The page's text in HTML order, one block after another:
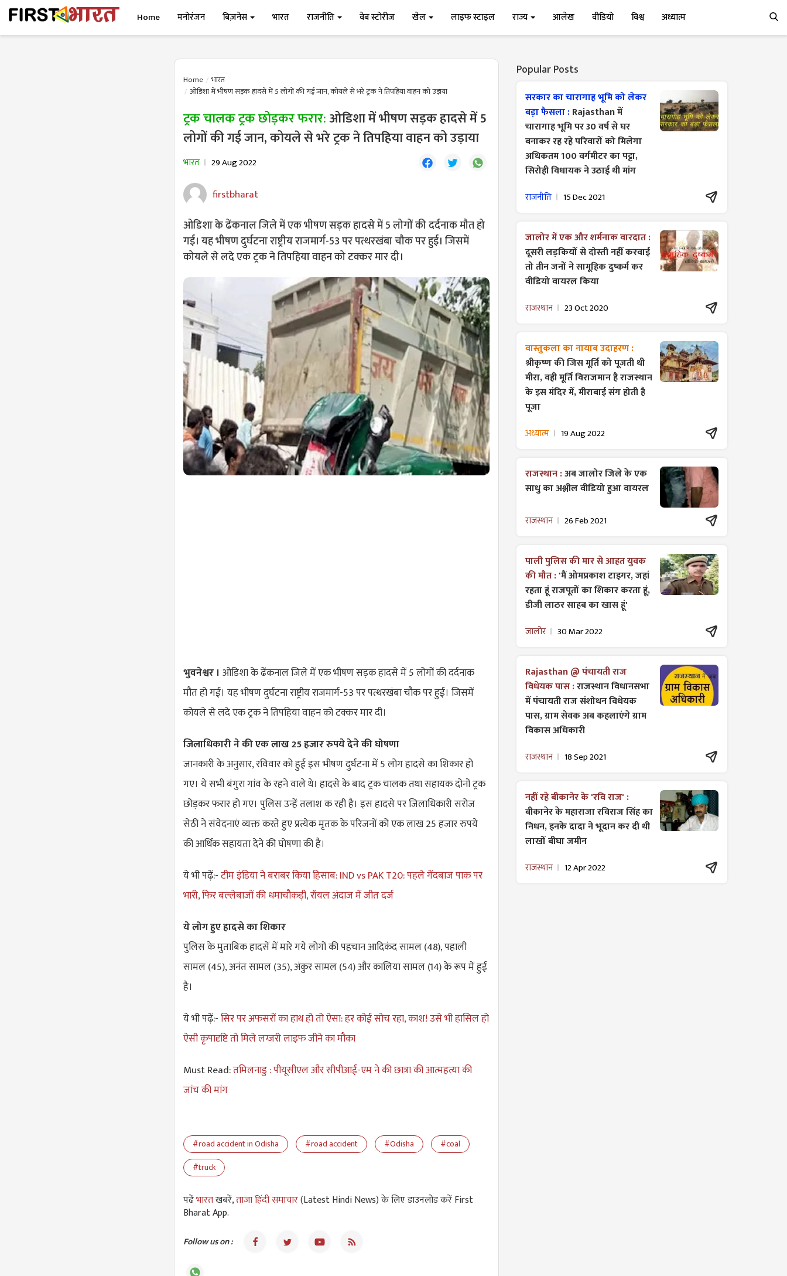
Home मनोरंजन बिज़नेस भारत राजनीति वेब स्टोरीज खेल लाइफ स्टाइल राज्य आलेख वीडियो विश्व अध्यात्म
Home
भारत
ओडिशा में भीषण सड़क हादसे में 5 लोगों की गई जान, कोयले से भरे ट्रक ने तिपहिया वाहन को उड़ाया
ट्रक चालक ट्रक छोड़कर फरार:ओडिशा में भीषण सड़क हादसे में 5
लोगों की गई जान, कोयले से भरे ट्रक ने तिपहिया वाहन को उड़ाया
भारत 29 Aug 2022
firstbharat
ओडिशा के ढेंकनाल जिले में एक भीषण सड़क हादसे में 5 लोगों की दर्दनाक मौत हो
गई। यह भीषण दुर्घटना राष्ट्रीय राजमार्ग-53 पर पत्थरखंबा चौक पर हुई। जिसमें
कोयले से लदे एक ट्रक ने तिपहिया वाहन को टक्कर मार दी।
भुवनेश्वर । ओडिशा के ढेंकनाल जिले में एक भीषण सड़क हादसे में 5 लोगों की दर्दनाक
मौत हो गई। यह भीषण दुर्घटना राष्ट्रीय राजमार्ग-53 पर पत्थरखंबा चौक पर हुई। जिसमें
कोयले से लदे एक ट्रक ने तिपहिया वाहन को टक्कर मार दी।
जिलाधिकारी ने की एक लाख 25 हजार रुपये देने की घोषणा
जानकारी के अनुसार, रविवार को हुई इस भीषण दुर्घटना में 5 लोग हादसे का शिकार हो
गए। ये सभी बंगुरा गांव के रहने वाले थे। हादसे के बाद ट्रक चालक तथा सहायक दोनों ट्रक
छोड़कर फरार हो गए। पुलिस उन्हें तलाश क रही है। इस हादसे पर जिलाधिकारी सरोज
सेठी ने संवेदनाएं व्यक्त करते हुए प्रत्येक मृतक के परिजनों को एक लाख 25 हजार रुपये
की आर्थिक सहायता देने की घोषणा की है।
ये भी पढ़ें:-टीम इंडिया ने बराबर किया हिसाब: IND vs PAK T20: पहले गेंदबाज पाक पर
भारी, फिर बल्लेबाजों की धमाचौकड़ी, रॉयल अंदाज में जीत दर्ज
ये लोग हुए हादसे का शिकार
पुलिस के मुताबिक हादसें में मारे गये लोगों की पहचान आदिकंद सामल (48), पहाली
सामल (45), अनंत सामल (35), अंकुर सामल (54) और कालिया सामल (14) के रूप में हुई
है।
ये भी पढ़ें:-सिर पर अफसरों का हाथ हो तो ऐसा: हर कोई सोच रहा, काश! उसे भी हासिल हो
ऐसी कृपादृष्टि तो मिले लग्जरी लाइफ जीने का मौका
Must Read:तमिलनाडु : पीयूसीएल और सीपीआई-एम ने की छात्रा की आत्महत्या की
जांच की मांग
#road accident in Odisha #road accident #Odisha
#coal
#truck
पढेंभारतखबरें,ताजा हिंदी समाचार(Latest Hindi News) के लिए डाउनलोड करें First
Bharat App.
Follow us on :
Popular Posts
सरकार का चारागाह भूमि को लेकर
बड़ा फैसला :Rajasthan में
चारागाह भूमि पर 30 वर्ष से घर
बनाकर रह रहे परिवारों को मिलेगा
अधिकतम 100 वर्गमीटर का पट्टा,
सिरोही विधायक ने उठाई थी मांग
राजनीति 15 Dec 2021
जालोर में एक और शर्मनाक वारदात :
दूसरी लड़कियों से दोस्ती नहीं करवाई
तो तीन जनों ने सामूहिक दुष्कर्म कर
वीडियो वायरल किया
राजस्थान 23 Oct 2020
वास्तुकला का नायाब उदाहरण :
श्रीकृष्ण की जिस मूर्ति को पूजती थी
मीरा, वही मूर्ति विराजमान है राजस्थान
के इस मंदिर में, मीराबाई संग होती है
पूजा
अध्यात्म 19 Aug 2022
राजस्थान :अब जालोर जिले के एक
साधु का अश्लील वीडियो हुआ वायरल
राजस्थान 26 Feb 2021
पाली पुलिस की मार से आहत युवक
की मौत :'मैं ओमप्रकाश टाइगर, जहां
रहता हूं राजपूतों का शिकार करता हूं,
डीजी लाठर साहब का खास हूं'
जालोर 30 Mar 2022
Rajasthan @ पंचायती राज
विधेयक पास :राजस्थान विधानसभा
में पंचायती राज ​संशोधन विधेयक
पास, ग्राम सेवक अब कहलाएंगे ग्राम
विकास अधिकारी
राजस्थान 18 Sep 2021
नहीं रहे बीकानेर के 'रवि राज' :
बीकानेर के महाराजा रविराज सिंह का
निधन, इनके दादा ने भूदान कर दी थी
लाखों बीघा जमीन
राजस्थान 12 Apr 2022